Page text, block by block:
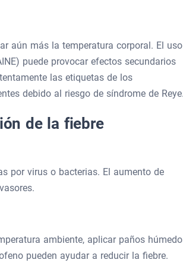
aún más la temperatura corporal. El uso
puede provocar efectos secundarios
las etiquetas de los
debido al riesgo de síndrome de
de la fiebre
por virus o bacterias. El aumento de
ambiente, aplicar paños
pueden ayudar a reducir la fiebre.